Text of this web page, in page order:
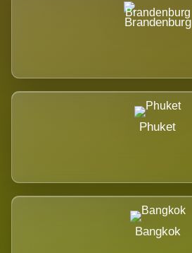
Brandenburg
Phuket
Bangkok